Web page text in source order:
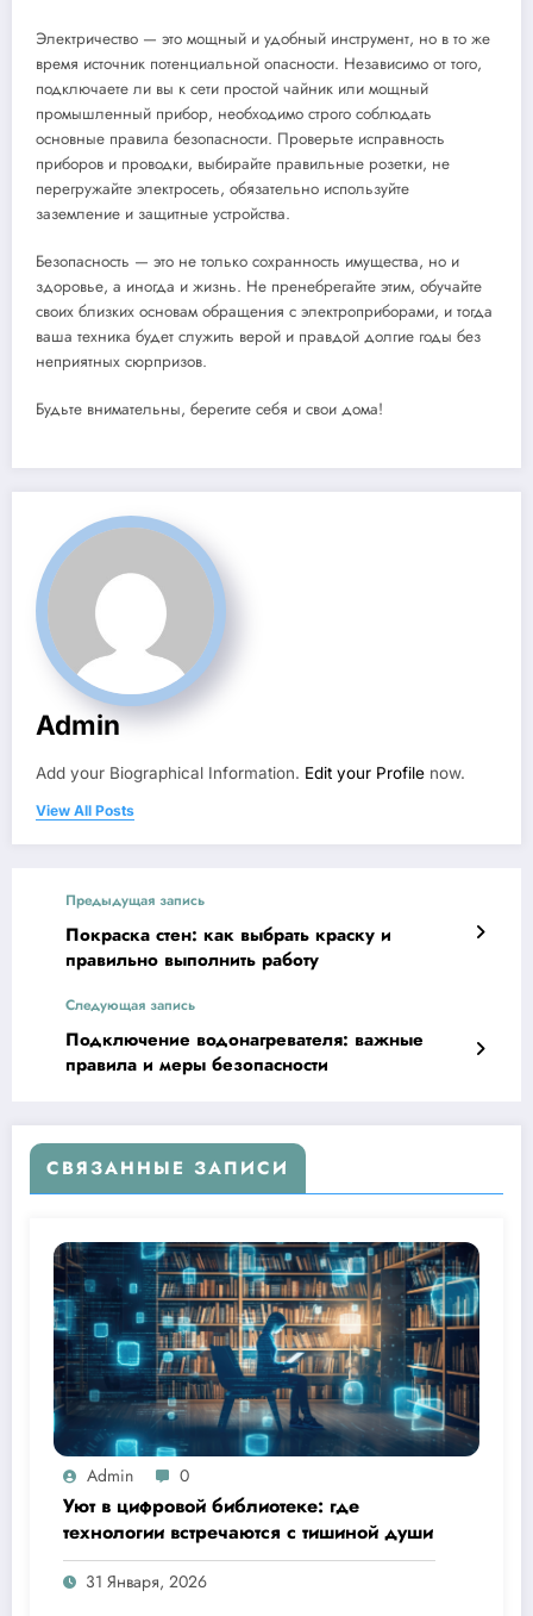
Электричество — это мощный и удобный инструмент, но в то же
время источник потенциальной опасности. Независимо от того,
подключаете ли вы к сети простой чайник или мощный
промышленный прибор, необходимо строго соблюдать
основные правила безопасности. Проверьте исправность
приборов и проводки, выбирайте правильные розетки, не
перегружайте электросеть, обязательно используйте
заземление и защитные устройства.
Безопасность — это не только сохранность имущества, но и
здоровье, а иногда и жизнь. Не пренебрегайте этим, обучайте
своих близких основам обращения с электроприборами, и тогда
ваша техника будет служить верой и правдой долгие годы без
неприятных сюрпризов.
Будьте внимательны, берегите себя и свои дома!
Admin
Add your Biographical Information. Edit your Profile now.
View All Posts
Предыдущая запись
Покраска стен: как выбрать краску и
правильно выполнить работу
Следующая запись
Подключение водонагревателя: важные
правила и меры безопасности
СВЯЗАННЫЕ ЗАПИСИ
Admin 0
Уют в цифровой библиотеке: где
технологии встречаются с тишиной души
31 Января, 2026